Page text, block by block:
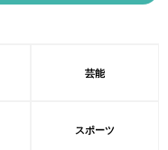
芸能
スポーツ